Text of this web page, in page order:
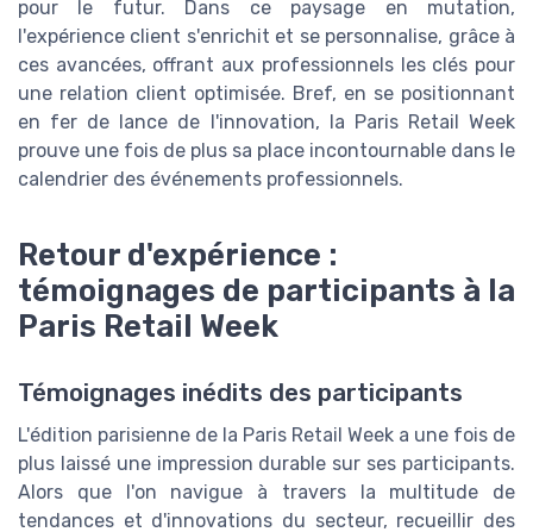
pour le futur. Dans ce paysage en mutation,
l'expérience client s'enrichit et se personnalise, grâce à
ces avancées, offrant aux professionnels les clés pour
une relation client optimisée. Bref, en se positionnant
en fer de lance de l'innovation, la Paris Retail Week
prouve une fois de plus sa place incontournable dans le
calendrier des événements professionnels.
Retour d'expérience :
témoignages de participants à la
Paris Retail Week
Témoignages inédits des participants
L'édition parisienne de la Paris Retail Week a une fois de
plus laissé une impression durable sur ses participants.
Alors que l'on navigue à travers la multitude de
tendances et d'innovations du secteur, recueillir des